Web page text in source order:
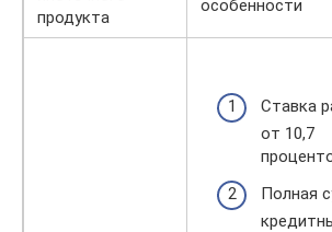
продукта
особенности
Ставка
от 10,7
Полная